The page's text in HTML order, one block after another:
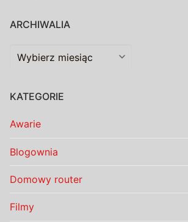
ARCHIWALIA
Archiwalia
KATEGORIE
Awarie
Blogownia
Domowy router
Filmy